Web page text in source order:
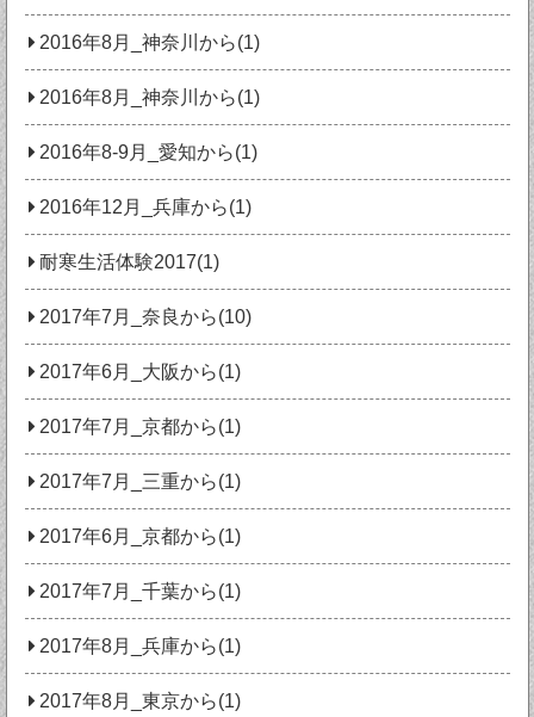
2016年8月_神奈川から(1)
2016年8月_神奈川から(1)
2016年8-9月_愛知から(1)
2016年12月_兵庫から(1)
耐寒生活体験2017(1)
2017年7月_奈良から(10)
2017年6月_大阪から(1)
2017年7月_京都から(1)
2017年7月_三重から(1)
2017年6月_京都から(1)
2017年7月_千葉から(1)
2017年8月_兵庫から(1)
2017年8月_東京から(1)